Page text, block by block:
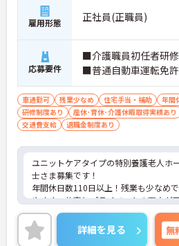
雇用形態 正社員(正職員)
応募要件
■介護職員初任者研
■普通自動車運転免許
車通勤可 残業少なめ 住宅手当・補助 年間
研修制度あり
産休･育休･介護休暇取得実績あり
交通費支給
退職金制度あり
ユニットケアタイプの特別養護老人ホ
士さま募集です！
年間休日数110日以上！残業も少なめ
やすく、仕事とプライベートの両立が
ご興味ある方には、面接のポイントな
細をお話致しますのでお気軽にご相談
詳細を見る 無